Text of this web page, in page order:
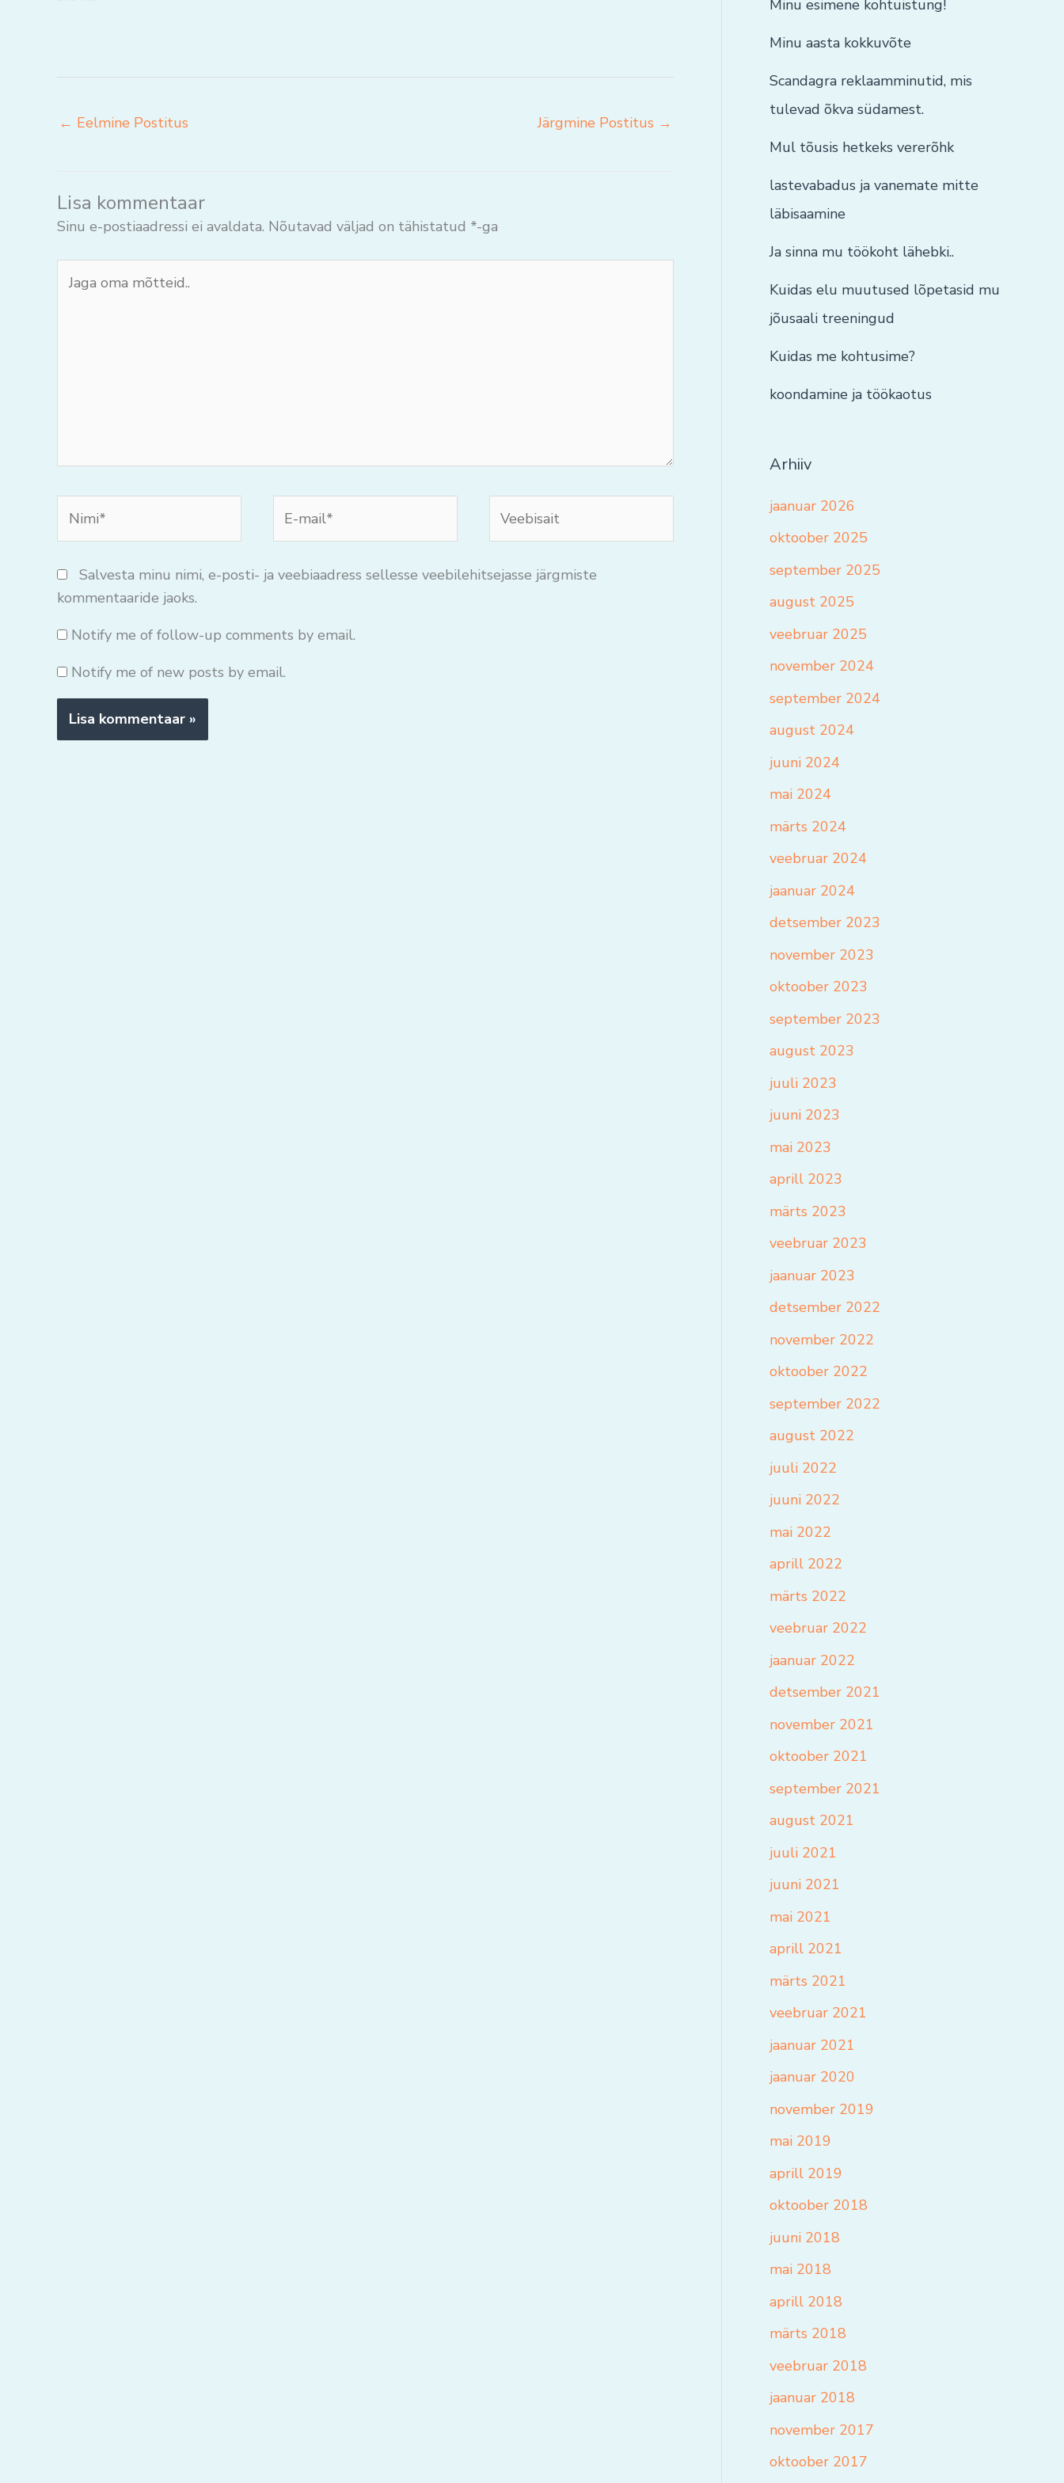
← Eelmine Postitus Järgmine Postitus →
Lisa kommentaar
Sinu e-postiaadressi ei avaldata. Nõutavad väljad on tähistatud *-ga
oma
mail*
Salvesta minu nimi, e-posti- ja veebiaadress sellesse veebilehitsejasse järgmiste
kommentaaride jaoks.
Notify me of follow-up comments by email.
Notify me of new posts by email.
Minu esimene kohtuistung!
Minu aasta kokkuvõte
Scandagra reklaamminutid, mis
tulevad õkva südamest.
Mul tõusis hetkeks vererõhk
lastevabadus ja vanemate mitte
läbisaamine
Ja sinna mu töökoht lähebki..
Kuidas elu muutused lõpetasid mu
jõusaali treeningud
Kuidas me kohtusime?
koondamine ja töökaotus
Arhiiv
jaanuar 2026
oktoober 2025
september 2025
august 2025
veebruar 2025
november 2024
september 2024
august 2024
juuni 2024
mai 2024
märts 2024
veebruar 2024
jaanuar 2024
detsember 2023
november 2023
oktoober 2023
september 2023
august 2023
juuli 2023
juuni 2023
mai 2023
aprill 2023
märts 2023
veebruar 2023
jaanuar 2023
detsember 2022
november 2022
oktoober 2022
september 2022
august 2022
juuli 2022
juuni 2022
mai 2022
aprill 2022
märts 2022
veebruar 2022
jaanuar 2022
detsember 2021
november 2021
oktoober 2021
september 2021
august 2021
juuli 2021
juuni 2021
mai 2021
aprill 2021
märts 2021
veebruar 2021
jaanuar 2021
jaanuar 2020
november 2019
mai 2019
aprill 2019
oktoober 2018
juuni 2018
mai 2018
aprill 2018
märts 2018
veebruar 2018
jaanuar 2018
november 2017
oktoober 2017